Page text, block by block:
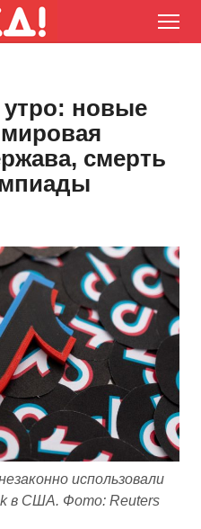
утро: новые
смерть
использовали
в США. Фото: Reuters